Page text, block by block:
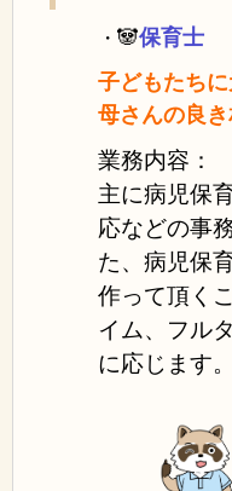
・ 🐼保育士
子どもたち
母さんの良
業務内容：
主に病児保
応などの事
た、病児保
作って頂く
イム、フル
に応じます。